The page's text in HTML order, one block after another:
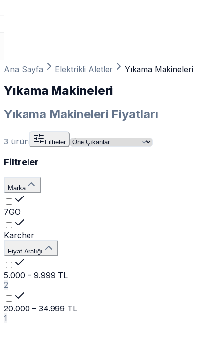
Ana Sayfa Elektrikli Aletler Yıkama Makineleri
Yıkama Makineleri
Yıkama Makineleri Fiyatları
3 ürün Filtreler
Filtreler
Marka
7GO
Karcher
Fiyat Aralığı
5.000 – 9.999 TL
2
20.000 – 34.999 TL
1